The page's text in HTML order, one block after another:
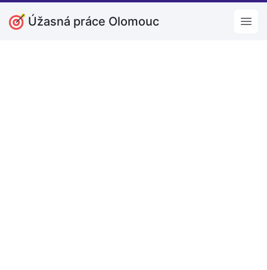
Úžasná práce Olomouc